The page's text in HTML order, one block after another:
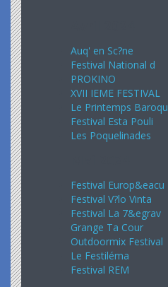
Auq' en Sc?ne
Festival National d
PROKINO
XVII IEME FESTIVAL
Le Printemps Baroqu
Festival Esta Pouli
Les Poquelinades
Festival Europ&eacu
Festival V?lo Vinta
Festival La 7&egrav
Grange Ta Cour
Outdoormix Festival
Le Festiléma
Festival REM